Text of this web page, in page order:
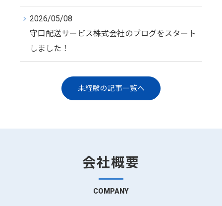
2026/05/08
守口配送サービス株式会社のブログをスタート
しました！
未経験の記事一覧へ
会社概要
COMPANY